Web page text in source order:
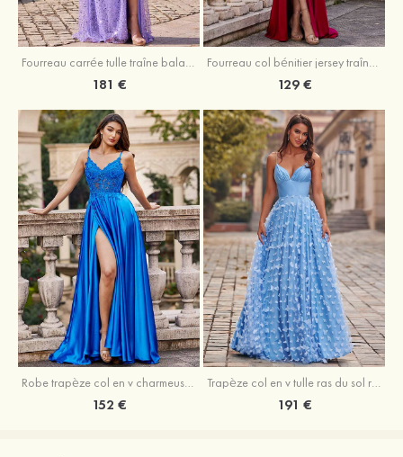
Fourreau carrée tulle traîne balayage robe de bal
181 €
Fourreau col bénitier jersey traîne balayage robe de bal
129 €
Robe trapèze col en v charmeuse traîne balayage robe de bal
152 €
Trapèze col en v tulle ras du sol robe de bal avec papillon
191 €